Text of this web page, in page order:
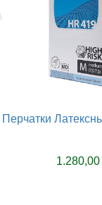
Перчатки
1.280,00